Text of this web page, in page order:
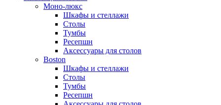
Моно-люкс
Шкафы и стеллажи
Столы
Тумбы
Ресепшн
Аксессуары для столов
Boston
Шкафы и стеллажи
Столы
Тумбы
Ресепшн